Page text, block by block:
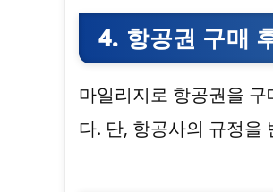
4. 항공권 구매
마일리지로 항공권을
다. 단, 항공사의 규정을